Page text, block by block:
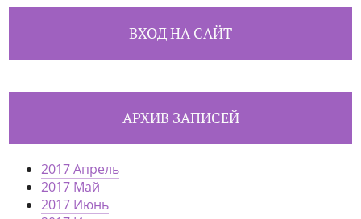
ВХОД НА САЙТ
АРХИВ ЗАПИСЕЙ
2017 Апрель
2017 Май
2017 Июнь